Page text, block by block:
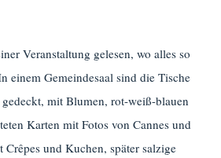
Veranstaltung gelesen, wo alles so
einem Gemeindesaal sind die Tische
mit Blumen, rot-weiß-blauen
Karten mit Fotos von Cannes und
Crêpes und Kuchen, später salzige